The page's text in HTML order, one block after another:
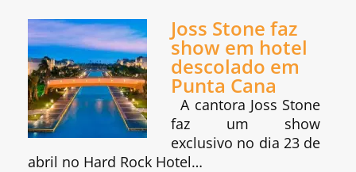
Joss Stone faz
show em hotel
descolado em
Punta Cana
A cantora Joss Stone
faz um show
exclusivo no dia 23 de
abril no Hard Rock Hotel…